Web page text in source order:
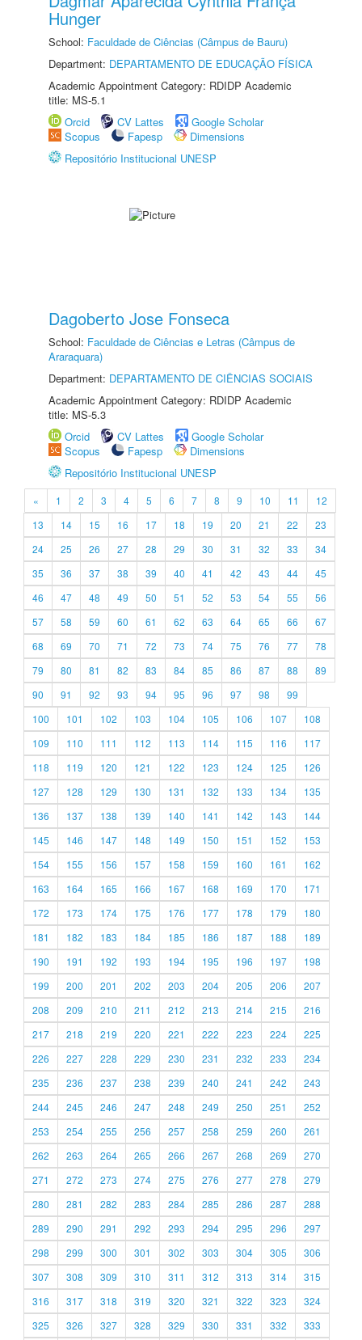
Hunger
School: Faculdade de Ciências (Câmpus de Bauru)
Department: DEPARTAMENTO DE EDUCAÇÃO FÍSICA
Academic Appointment Category: RDIDP Academic
title: MS-5.1
Orcid
CV Lattes
Google Scholar
Scopus
Fapesp
Dimensions
Repositório Institucional UNESP
Dagoberto Jose Fonseca
School: Faculdade de Ciências e Letras (Câmpus de
Araraquara)
Department: DEPARTAMENTO DE CIÊNCIAS SOCIAIS
Academic Appointment Category: RDIDP Academic
title: MS-5.3
Orcid
CV Lattes
Google Scholar
Scopus
Fapesp
Dimensions
Repositório Institucional UNESP
« 1 2 3 4 5 6 7 8 9 10 11
12
13
14 15 16 17 18 19 20 21 22
23
24
25 26 27 28 29 30 31 32 33
34
35
36 37 38 39 40 41 42 43 44
45
46
47 48 49 50 51 52 53 54 55
56
57
58 59 60 61 62 63 64 65 66
67
68
69 70 71 72 73 74 75 76 77
78
79
80 81 82 83 84 85 86 87 88
89
90
91 92 93 94 95 96 97 98
99
100
101 102 103 104 105 106 107
108
109
110 111 112 113 114 115 116
117
118
119 120 121 122 123 124 125
126
127
128 129 130 131 132 133 134
135
136
137 138 139 140 141 142 143
144
145
146 147 148 149 150 151 152
153
154
155 156 157 158 159 160 161
162
163
164 165 166 167 168 169 170
171
172
173 174 175 176 177 178 179
180
181
182 183 184 185 186 187 188
189
190
191 192 193 194 195 196 197
198
199
200 201 202 203 204 205 206
207
208
209 210 211 212 213 214 215
216
217
218 219 220 221 222 223 224
225
226
227 228 229 230 231 232 233
234
235
236 237 238 239 240 241 242
243
244
245 246 247 248 249 250 251
252
253
254 255 256 257 258 259 260
261
262
263 264 265 266 267 268 269
270
271
272 273 274 275 276 277 278
279
280
281 282 283 284 285 286 287
288
289
290 291 292 293 294 295 296
297
298
299 300 301 302 303 304 305
306
307
308 309 310 311 312 313 314
315
316
317 318 319 320 321 322 323
324
325
326 327 328 329 330 331 332 333